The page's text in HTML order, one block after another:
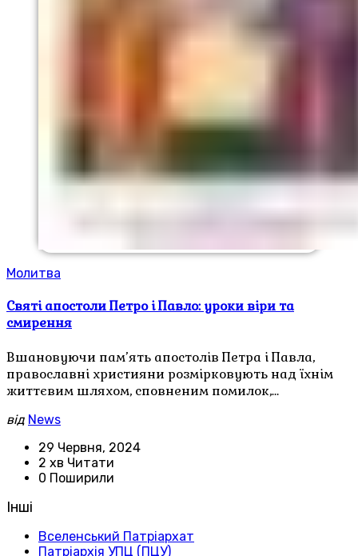
Молитва
Святі апостоли Петро і Павло: уроки віри та
смирення
Вшановуючи пам’ять апостолів Петра і Павла,
православні християни розмірковують над їхнім
життєвим шляхом, сповненим помилок,…
від News
29 Червня, 2024
2 хв Читати
0 Поширили
Інші
Вселенський Патріархат
Патріархія УПЦ (ПЦУ)